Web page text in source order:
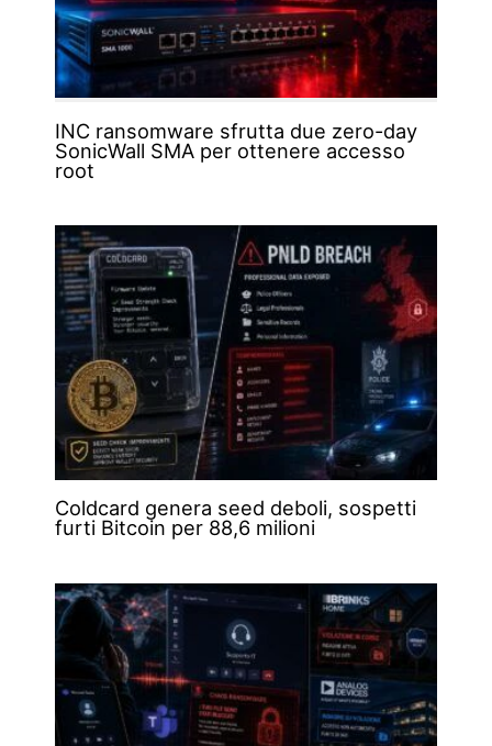
INC ransomware sfrutta due zero-day
SonicWall SMA per ottenere accesso
root
Coldcard genera seed deboli, sospetti
furti Bitcoin per 88,6 milioni